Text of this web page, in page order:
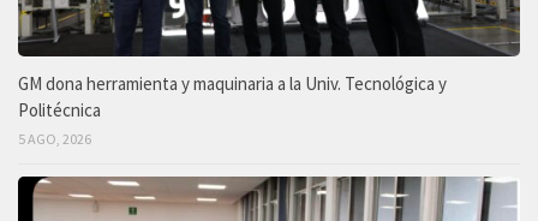
GM dona herramienta y maquinaria a la Univ. Tecnológica y
Politécnica
5 AGO, 2026